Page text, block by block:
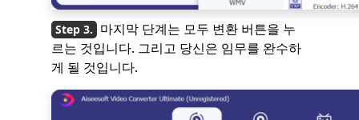
마지막 단계는 모두 변환 버튼을 누
르는 것입니다. 그리고 당신은 임무를 완수하
게 될 것입니다.